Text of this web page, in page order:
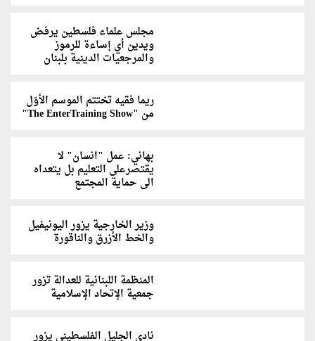
مجلس علماء فلسطين يرفض
ويدين أي إساءة للرموز
والمرجعيات الدينية بلبنان
ريما فقيه تختتم الموسم الأوّل
من "The EnterTraining Show"
بهاني: عمل "انسان" لا
يقتصرعلى التعليم بل يتعداه
الى حماية المجتمع
وزير الخارجية يزور اليونيفيل
والخط الأزرق والناقورة
المنظمة اللبنانية للعدالة تزور
جمعية الإتحاد الإسلامية
نادي الجليل الفلسطيني يزور